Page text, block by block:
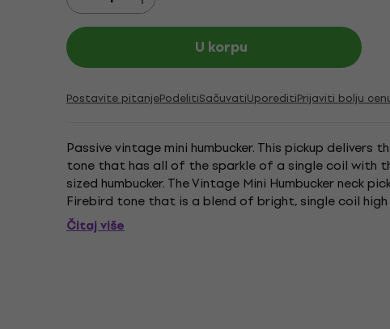
U korpu
Postavite pitanjePodelitiSačuvatiUporeditiPrijaviti bolju
Passive vintage mini humbucker. This pickup delivers
tone that has all of the sparkle of a single coil with
sized humbucker. The Vintage Mini Humbucker neck
Firebird tone that is a blend of bright, single coil
humbucker low end. The...
Čitaj više